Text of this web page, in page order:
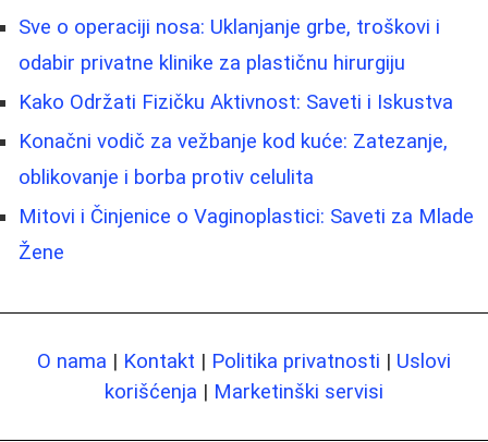
Sve o operaciji nosa: Uklanjanje grbe, troškovi i
odabir privatne klinike za plastičnu hirurgiju
Kako Održati Fizičku Aktivnost: Saveti i Iskustva
Konačni vodič za vežbanje kod kuće: Zatezanje,
oblikovanje i borba protiv celulita
Mitovi i Činjenice o Vaginoplastici: Saveti za Mlade
Žene
O nama | Kontakt | Politika privatnosti | Uslovi
korišćenja | Marketinški servisi